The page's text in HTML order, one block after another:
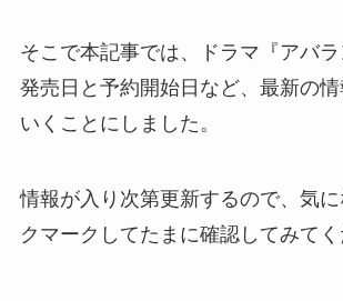
そこで本記事では、ドラマ『アバ
発売日と予約開始日など、最新の
いくことにしました。
情報が入り次第更新するので、気
クマークしてたまに確認してみてく